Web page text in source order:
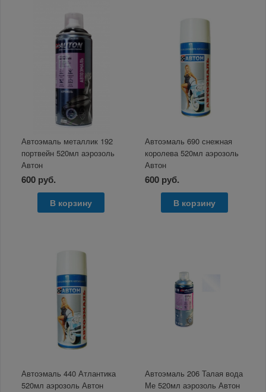
Автоэмаль металлик 192
портвейн 520мл аэрозоль
Автон
600 руб.
В корзину
Автоэмаль 690 снежная
королева 520мл аэрозоль
Автон
600 руб.
В корзину
Автоэмаль 440 Атлантика
520мл аэрозоль Автон
Автоэмаль 206 Талая вода
Ме 520мл аэрозоль Автон